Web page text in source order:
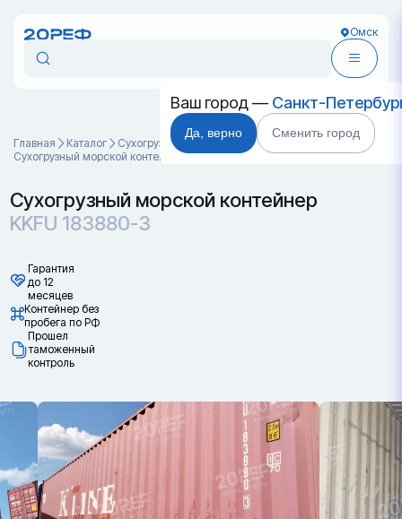
Омск
Ваш город — Санкт-
Да, верно Сменить город
Главная Каталог
Cухогрузные морские контейнеры
Сухогрузный морской контейнер KKFU 183880-3
Сухогрузный морской контейнер
KKFU 183880-3
Гарантия
до 12
месяцев
Контейнер без
пробега по РФ
Прошел
таможенный
контроль